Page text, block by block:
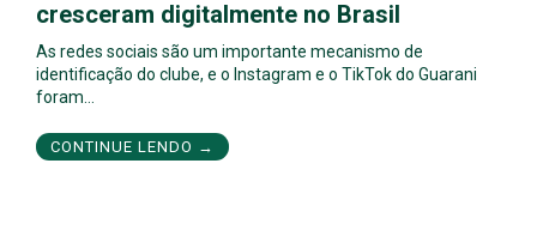
cresceram digitalmente no Brasil
As redes sociais são um importante mecanismo de
identificação do clube, e o Instagram e o TikTok do Guarani
foram…
CONTINUE LENDO →